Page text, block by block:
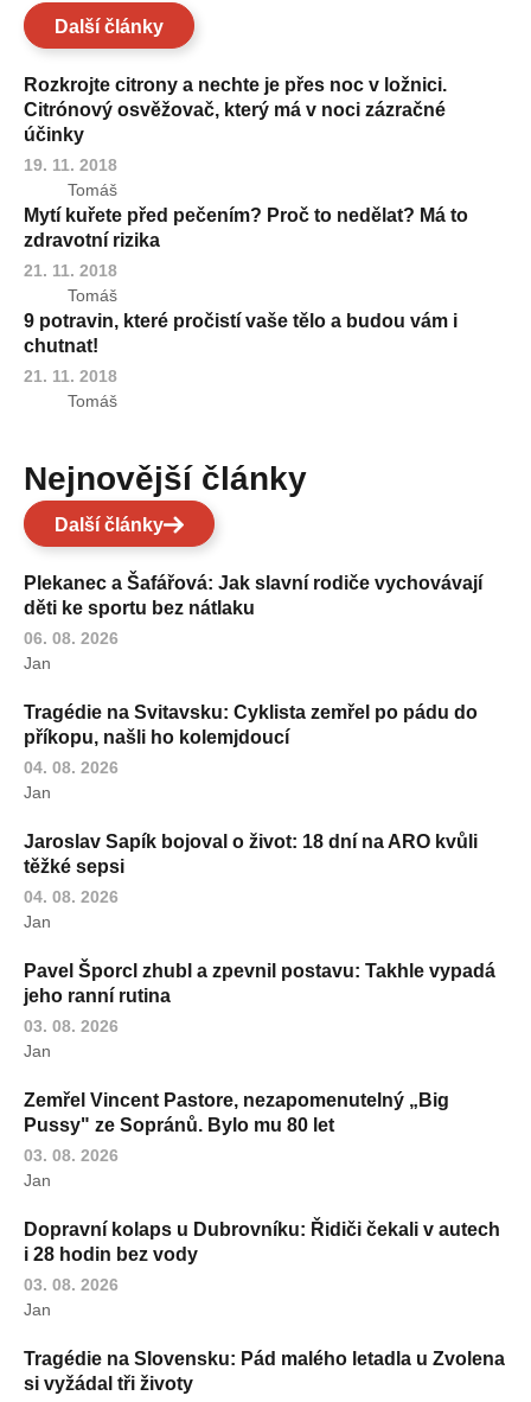
Další články
Rozkrojte citrony a nechte je přes noc v ložnici.
Citrónový osvěžovač, který má v noci zázračné
účinky
19. 11. 2018
Tomáš
Mytí kuřete před pečením? Proč to nedělat? Má to
zdravotní rizika
21. 11. 2018
Tomáš
9 potravin, které pročistí vaše tělo a budou vám i
chutnat!
21. 11. 2018
Tomáš
Nejnovější články
Další články
Plekanec a Šafářová: Jak slavní rodiče vychovávají
děti ke sportu bez nátlaku
06. 08. 2026
Jan
Tragédie na Svitavsku: Cyklista zemřel po pádu do
příkopu, našli ho kolemjdoucí
04. 08. 2026
Jan
Jaroslav Sapík bojoval o život: 18 dní na ARO kvůli
těžké sepsi
04. 08. 2026
Jan
Pavel Šporcl zhubl a zpevnil postavu: Takhle vypadá
jeho ranní rutina
03. 08. 2026
Jan
Zemřel Vincent Pastore, nezapomenutelný „Big
Pussy" ze Sopránů. Bylo mu 80 let
03. 08. 2026
Jan
Dopravní kolaps u Dubrovníku: Řidiči čekali v autech
i 28 hodin bez vody
03. 08. 2026
Jan
Tragédie na Slovensku: Pád malého letadla u Zvolena
si vyžádal tři životy